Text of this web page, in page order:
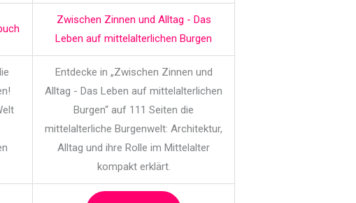
Zwischen Zinnen und Alltag - Das
Leben auf mittelalterlichen Burgen
Entdecke in „Zwischen Zinnen und
Alltag - Das Leben auf mittelalterlichen
Burgen“ auf 111 Seiten die
mittelalterliche Burgenwelt: Architektur,
Alltag und ihre Rolle im Mittelalter
kompakt erklärt.